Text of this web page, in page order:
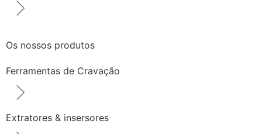
Os nossos produtos
Ferramentas de Cravação
Extratores & insersores